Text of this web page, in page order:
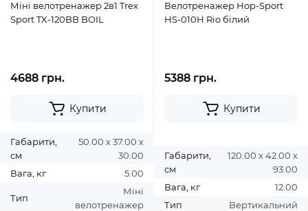
Міні велотренажер 2в1 Trex
Sport TX-120BB BOIL
4688 грн.
Купити
Габарити,
см
50.00 х 37.00 х
30.00
Вага, кг
5.00
Тип
Міні
велотренажер
Велотренажер Hop-Sport
HS-010H Rio білий
5388 грн.
Купити
Габарити,
см
120.00 х 42.00 х
93.00
Вага, кг
12.00
Тип
Вертикальний